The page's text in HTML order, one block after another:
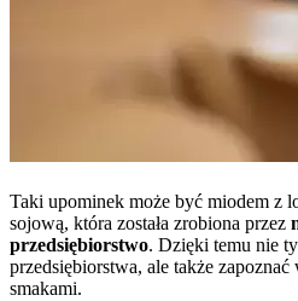
Taki upominek może być miodem z
sojową, która została zrobiona przez
przedsiębiorstwo. Dzięki temu nie
przedsiębiorstwa, ale także
smakami.